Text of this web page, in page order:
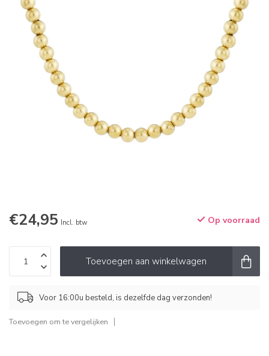
€24,95 Incl. btw Op voorraad
Toevoegen aan winkelwagen
Voor 16:00u besteld, is dezelfde dag verzonden!
Toevoegen om te vergelijken